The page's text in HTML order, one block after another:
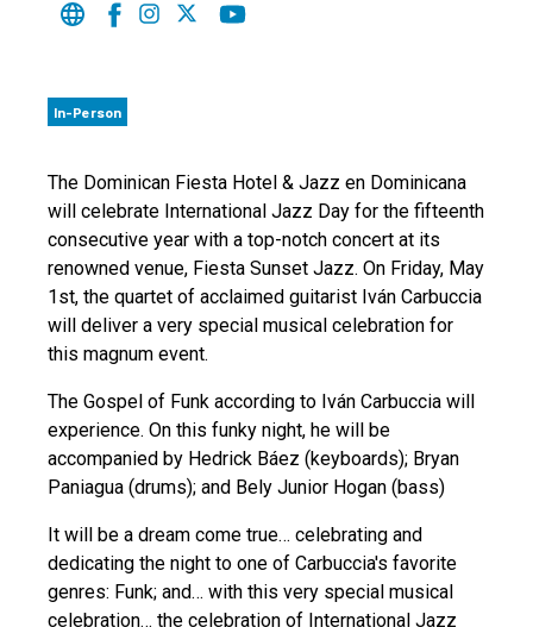
In-Person
The Dominican Fiesta Hotel & Jazz en Dominicana
will celebrate International Jazz Day for the fifteenth
consecutive year with a top-notch concert at its
renowned venue, Fiesta Sunset Jazz. On Friday, May
1st, the quartet of acclaimed guitarist Iván Carbuccia
will deliver a very special musical celebration for
this magnum event.
The Gospel of Funk according to Iván Carbuccia will
experience. On this funky night, he will be
accompanied by Hedrick Báez (keyboards); Bryan
Paniagua (drums); and Bely Junior Hogan (bass)
It will be a dream come true… celebrating and
dedicating the night to one of Carbuccia's favorite
genres: Funk; and… with this very special musical
celebration… the celebration of International Jazz